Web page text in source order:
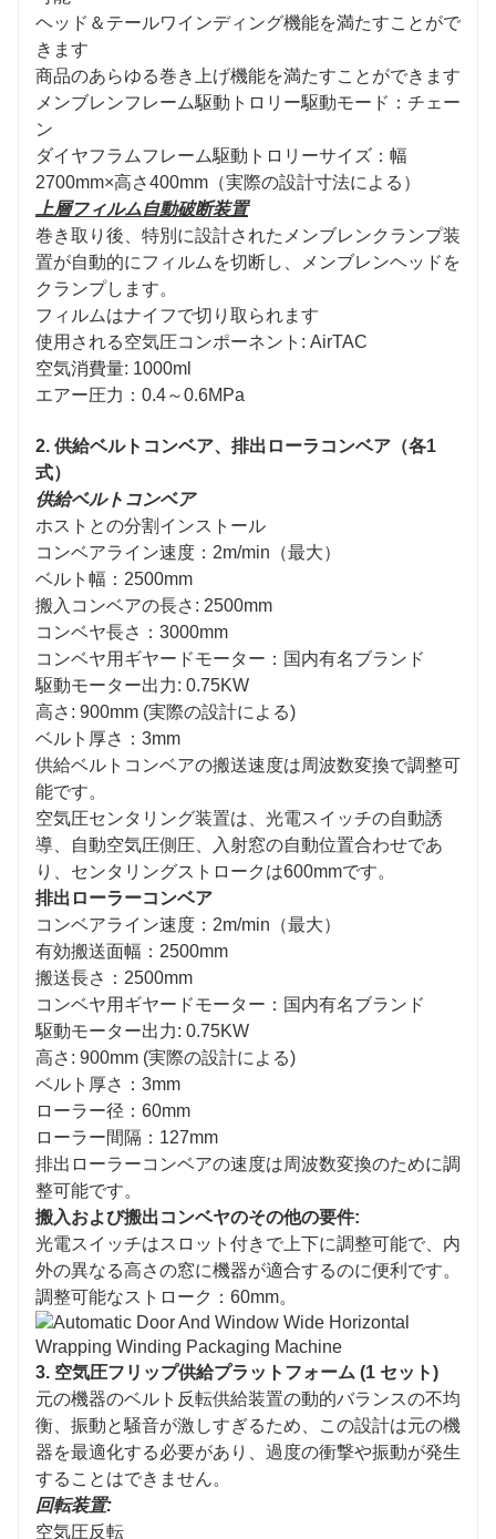
ヘッド＆テールワインディング機能を満たすことがで
きます
商品のあらゆる巻き上げ機能を満たすことができます
メンブレンフレーム駆動トロリー駆動モード：チェー
ン
ダイヤフラムフレーム駆動トロリーサイズ：幅
2700mm×高さ400mm（実際の設計寸法による）
上層フィルム自動破断装置
巻き取り後、特別に設計されたメンブレンクランプ装
置が自動的にフィルムを切断し、メンブレンヘッドを
クランプします。
フィルムはナイフで切り取られます
使用される空気圧コンポーネント: AirTAC
空気消費量: 1000ml
エアー圧力：0.4～0.6MPa
2. 供給ベルトコンベア、排出ローラコンベア（各1
式）
供給ベルトコンベア
ホストとの分割インストール
コンベアライン速度：2m/min（最大）
ベルト幅：2500mm
搬入コンベアの長さ: 2500mm
コンベヤ長さ：3000mm
コンベヤ用ギヤードモーター：国内有名ブランド
駆動モーター出力: 0.75KW
高さ: 900mm (実際の設計による)
ベルト厚さ：3mm
供給ベルトコンベアの搬送速度は周波数変換で調整可
能です。
空気圧センタリング装置は、光電スイッチの自動誘
導、自動空気圧側圧、入射窓の自動位置合わせであ
り、センタリングストロークは600mmです。
排出ローラーコンベア
コンベアライン速度：2m/min（最大）
有効搬送面幅：2500mm
搬送長さ：2500mm
コンベヤ用ギヤードモーター：国内有名ブランド
駆動モーター出力: 0.75KW
高さ: 900mm (実際の設計による)
ベルト厚さ：3mm
ローラー径：60mm
ローラー間隔：127mm
排出ローラーコンベアの速度は周波数変換のために調
整可能です。
搬入および搬出コンベヤのその他の要件:
光電スイッチはスロット付きで上下に調整可能で、内
外の異なる高さの窓に機器が適合するのに便利です。
調整可能なストローク：60mm。
3. 空気圧フリップ供給プラットフォーム (1 セット)
元の機器のベルト反転供給装置の動的バランスの不均
衡、振動と騒音が激しすぎるため、この設計は元の機
器を最適化する必要があり、過度の衝撃や振動が発生
することはできません。
回転装置:
空気圧反転